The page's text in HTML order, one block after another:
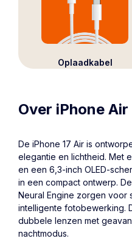
Oplaadkabel
Over iPhone Air
De iPhone 17 Air is
elegantie en lichtheid. Met
en een 6,3-inch OLED-
in een compact ontwerp.
Neural Engine zorgen voor
intelligente fotobewerking.
dubbele lenzen met
nachtmodus.